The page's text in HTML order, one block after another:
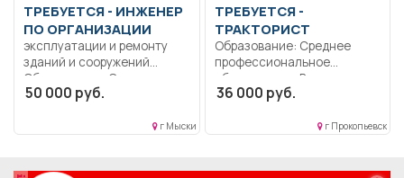
ТРЕБУЕТСЯ - ИНЖЕНЕР
ПО ОРГАНИЗАЦИИ
эксплуатации и ремонту
зданий и сооружений
Образование: Среднее
профессиональное
50 000 руб.
г Мыски
ТРЕБУЕТСЯ -
ТРАКТОРИСТ
Образование: Среднее
профессиональное
образование.. Выполнение
должностных
36 000 руб.
г Прокопьевск